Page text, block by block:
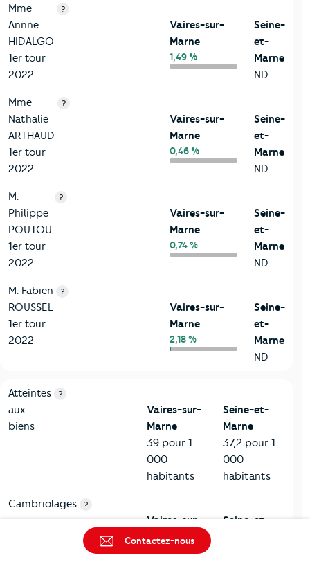
Mme
Annne
HIDALGO
1er tour
2022
?
Vaires-sur-
Marne
1,49 %
Seine-
et-
Marne
ND
Mme
Nathalie
ARTHAUD
1er tour
2022
?
Vaires-sur-
Marne
0,46 %
Seine-
et-
Marne
ND
M.
Philippe
POUTOU
1er tour
2022
?
Vaires-sur-
Marne
0,74 %
Seine-
et-
Marne
ND
M. Fabien
ROUSSEL
1er tour
2022
?
Vaires-sur-
Marne
2,18 %
Seine-
et-
Marne
ND
7-Sécurité
Critères
Atteintes
aux
biens
?
Vaires-sur-
Marne
39 pour 1
000
habitants
Seine-et-
Marne
37,2 pour 1
000
habitants
Cambriolages ?
Vaires-sur-
Marne
6,8 pour 1
Seine-et-
Contactez-nous